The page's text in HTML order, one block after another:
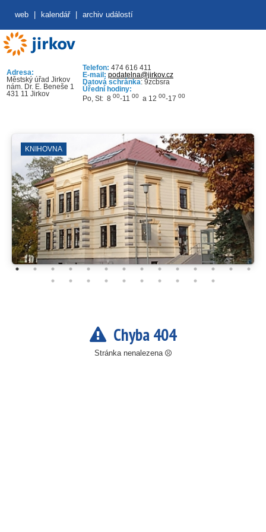
web kalendář archiv událostí
Adresa:
Městský úřad Jirkov
nám. Dr. E. Beneše 1
431 11 Jirkov
Telefon: 474 616 411
E-mail: podatelna@jirkov.cz
Datová schránka: 9zcbsra
Úřední hodiny:
Po, St: 8 00-11 00 a 12 00-17 00
KNIHOVNA
Chyba 404
Stránka nenalezena